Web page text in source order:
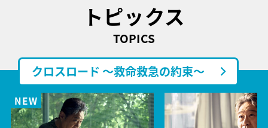
トピックス
TOPICS
クロスロード ～救命救急の約束～